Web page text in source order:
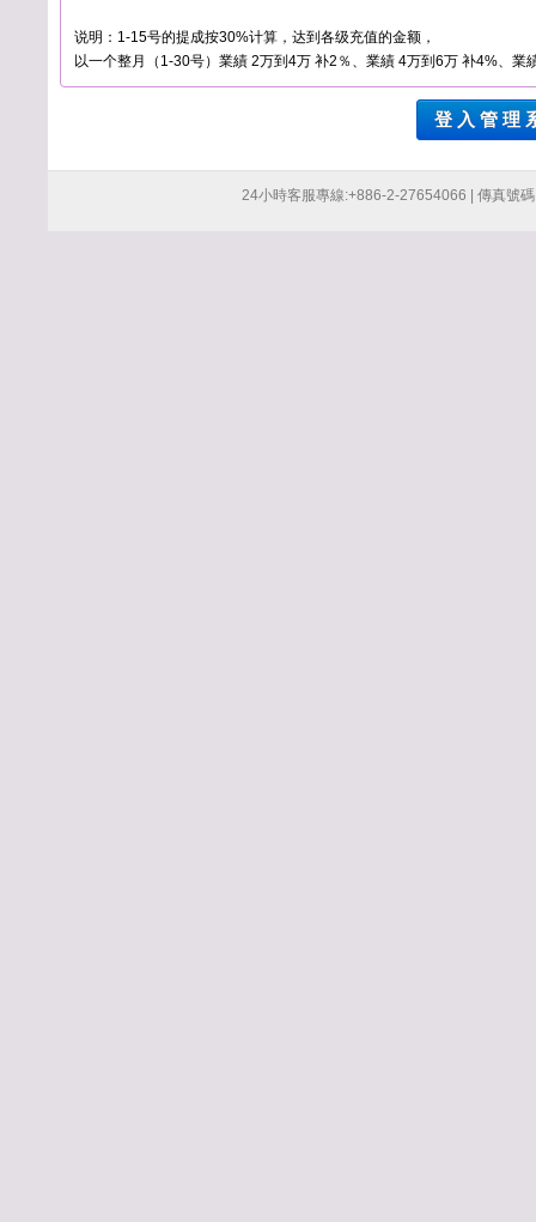
说明：1-15号的提成按30%计算，达到各级充值的金额，
以一个整月（1-30号）業績 2万到4万 补2％、業績 4万到6万 补4%、業
登 入 管 理
24小時客服專線:+886-2-27654066 | 傳真號